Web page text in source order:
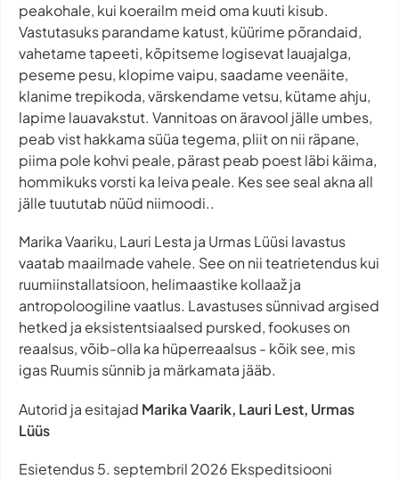
peakohale, kui koerailm meid oma kuuti kisub.
Vastutasuks parandame katust, küürime põrandaid,
vahetame tapeeti, kõpitseme logisevat lauajalga,
peseme pesu, klopime vaipu, saadame veenäite,
klanime trepikoda, värskendame vetsu, kütame ahju,
lapime lauavakstut. Vannitoas on äravool jälle umbes,
peab vist hakkama süüa tegema, pliit on nii räpane,
piima pole kohvi peale, pärast peab poest läbi käima,
hommikuks vorsti ka leiva peale. Kes see seal akna all
jälle tuututab nüüd niimoodi..
Marika Vaariku, Lauri Lesta ja Urmas Lüüsi lavastus
vaatab maailmade vahele. See on nii teatrietendus kui
ruumiinstallatsioon, helimaastike kollaaž ja
antropoloogiline vaatlus. Lavastuses sünnivad argised
hetked ja eksistentsiaalsed pursked, fookuses on
reaalsus, võib-olla ka hüperreaalsus - kõik see, mis
igas Ruumis sünnib ja märkamata jääb.
Autorid ja esitajad Marika Vaarik, Lauri Lest, Urmas
Lüüs
Esietendus 5. septembril 2026 Ekspeditsiooni